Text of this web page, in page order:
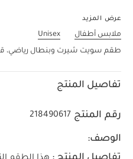
عرض المزيد
ملابس أطفال
Unisex
طقم سويت شيرت وبنطال رياضي،
تفاصيل المنتج
رقم المنتج 218490617
الوصف: